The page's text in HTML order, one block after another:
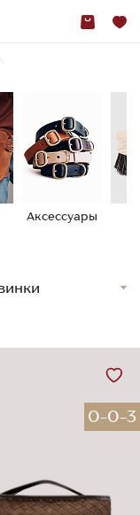
Аксессуары
0-0-3